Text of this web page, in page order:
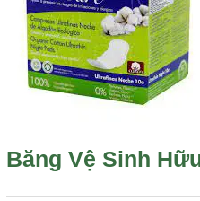
Băng Vệ Sinh